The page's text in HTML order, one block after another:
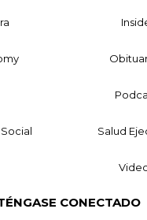
Salud
CONECTADO